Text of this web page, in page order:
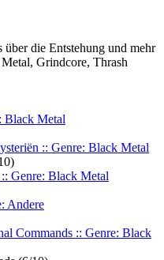
die Entstehung und mehr
Grindcore, Thrash